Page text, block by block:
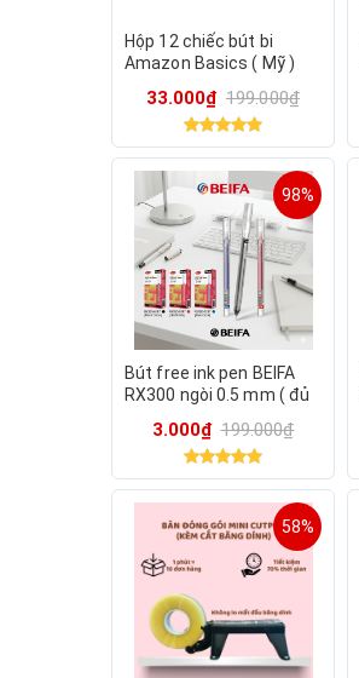
Hộp 12 chiếc bút bi
Amazon Basics ( Mỹ )
Viết trơn & chữ đẹp.
33.000₫ 199.000₫
98%
Bút free ink pen BEIFA
RX300 ngòi 0.5 mm ( đủ
3.000₫ 199.000₫
58%